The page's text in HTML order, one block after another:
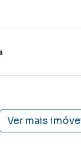
Ver mais